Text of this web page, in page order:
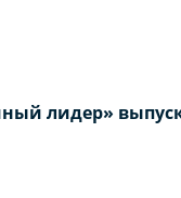
лидер» выпуск